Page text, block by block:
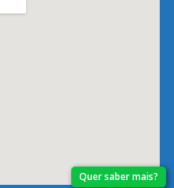
Quer saber mais?